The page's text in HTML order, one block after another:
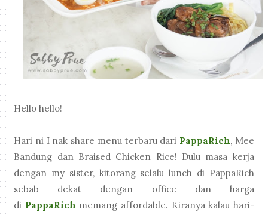
Hello hello!
Hari ni I nak share menu terbaru dari PappaRich, Mee
Bandung dan Braised Chicken Rice! Dulu masa kerja
dengan my sister, kitorang selalu lunch di PappaRich
sebab dekat dengan office dan harga
di PappaRich memang affordable. Kiranya kalau hari-